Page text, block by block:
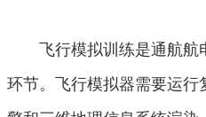
飞行模拟训练是通航航
环节。飞行模拟器需要运行